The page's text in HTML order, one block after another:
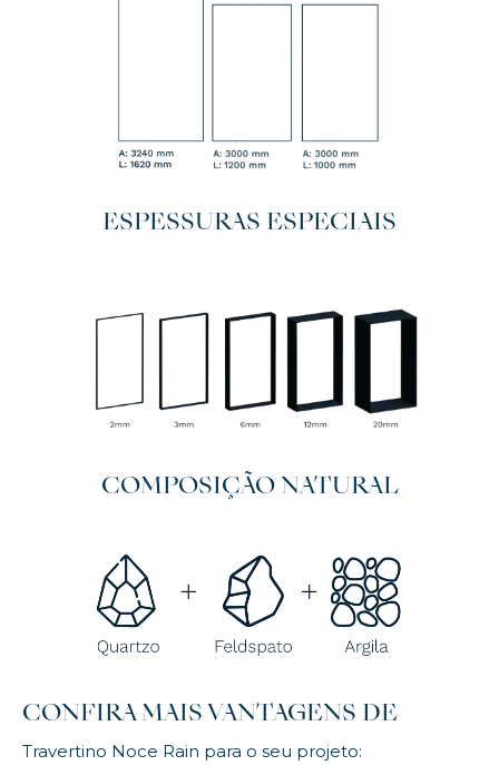
ESPESSURAS ESPECIAIS
COMPOSIÇÃO NATURAL
CONFIRA MAIS VANTAGENS DE
Travertino Noce Rain para o seu projeto: